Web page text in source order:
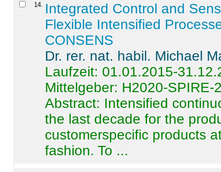
14
Integrated Control and
Flexible Intensified
CONSENS
Dr. rer. nat. habil. Michael
Laufzeit: 01.01.2015-
Mittelgeber: H2020-SPIRE-
Abstract: Intensified
the last decade for the
customerspecific products
fashion. To ...